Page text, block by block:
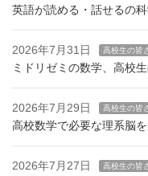
英語が読める・話せるの
2026年7月31日 高校生の皆
ミドリゼミの数学、高校
2026年7月29日 高校生の皆
高校数学で必要な理系脳
2026年7月27日 高校生の皆